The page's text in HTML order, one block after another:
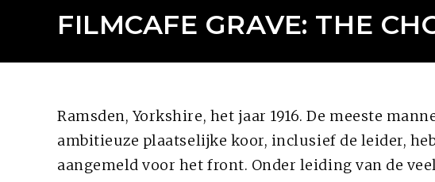
FILMCAFE GRAVE: THE
Ramsden, Yorkshire, het jaar 1916. De meeste
ambitieuze plaatselijke koor, inclusief de leider,
aangemeld voor het front. Onder leiding van de